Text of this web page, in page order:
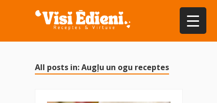
All posts in: Augļu un ogu receptes